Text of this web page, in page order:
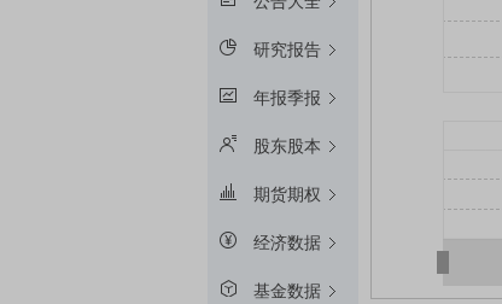
研究报告
年报季报
股东股本
期货期权
经济数据
基金数据